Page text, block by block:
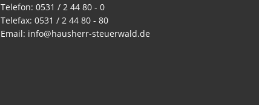
Telefon: 0531 / 2 44 80 - 0
Telefax: 0531 / 2 44 80 - 80
Email: info@hausherr-steuerwald.de